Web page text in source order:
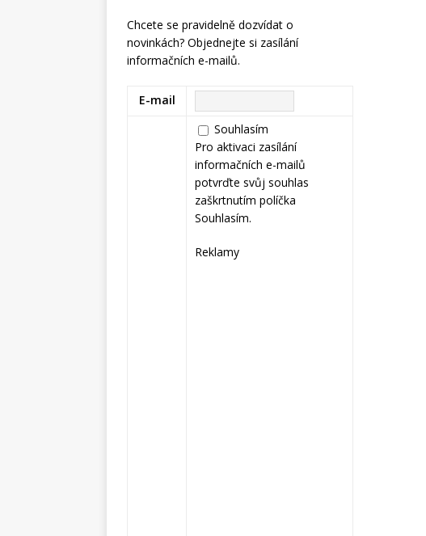
Chcete se pravidelně dozvídat o
novinkách? Objednejte si zasílání
informačních e-mailů.
E-mail
Souhlasím
Pro aktivaci zasílání
informačních e-mailů
potvrďte svůj souhlas
zaškrtnutím políčka
Souhlasím.
Reklamy